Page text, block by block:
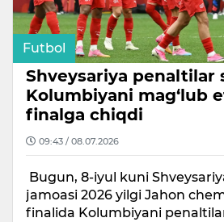
Futbol
Shveysariya penaltilar
Kolumbiyani mag‘lub
finalga chiqdi
09:43 / 08.07.2026
Bugun, 8-iyul kuni
jamoasi 2026 yilgi Jahon
finalida Kolumbiyani